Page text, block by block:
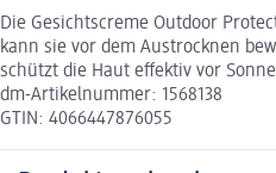
Die Gesichtscreme Outdoor
kann sie vor dem Austrocknen
schützt die Haut effektiv vor
dm-Artikelnummer: 1568138
GTIN: 4066447876055